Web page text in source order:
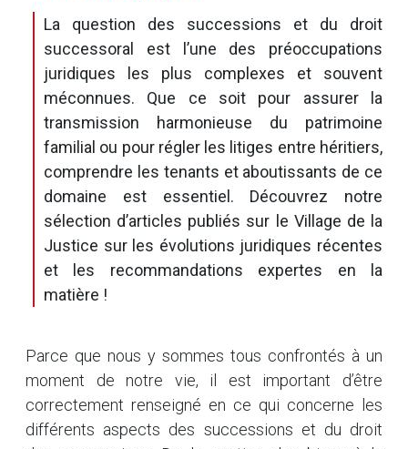
La question des successions et du droit
successoral est l’une des préoccupations
juridiques les plus complexes et souvent
méconnues. Que ce soit pour assurer la
transmission harmonieuse du patrimoine
familial ou pour régler les litiges entre héritiers,
comprendre les tenants et aboutissants de ce
domaine est essentiel. Découvrez notre
sélection d’articles publiés sur le Village de la
Justice sur les évolutions juridiques récentes
et les recommandations expertes en la
matière !
Parce que nous y sommes tous confrontés à un
moment de notre vie, il est important d’être
correctement renseigné en ce qui concerne les
différents aspects des successions et du droit